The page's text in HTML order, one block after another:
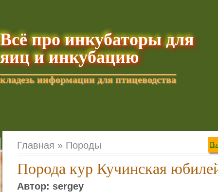
Всё про инкубаторы для
яиц и инкубацию
кладезь информации для птицеводства
Добавить текущую
Главная » Породы
Порода кур Кучинская
Автор: sergey